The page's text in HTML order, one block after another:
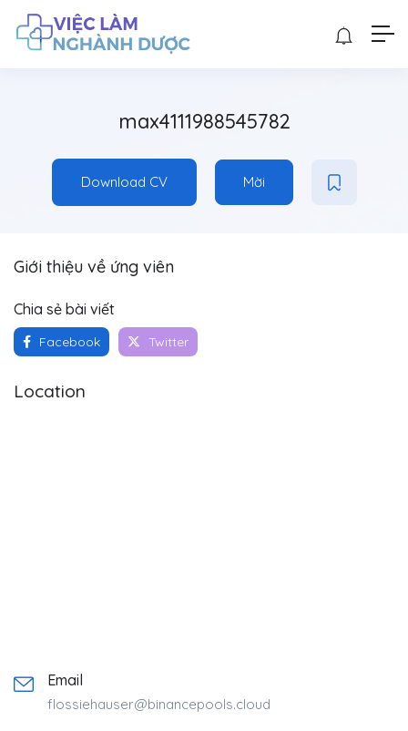
max4111988545782
Download CV Mời
Giới thiệu về ứng viên
Chia sẻ bài viết
Facebook Twitter
Location
Email
flossiehauser@binancepools.cloud